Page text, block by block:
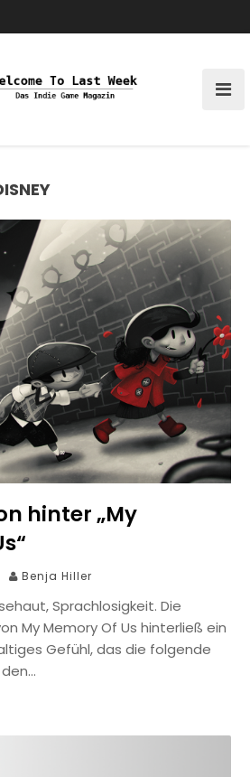
hinter „My
Benja Hiller
Sprachlosigkeit. Die
My Memory Of Us hinterließ ein
Gefühl, das die folgende